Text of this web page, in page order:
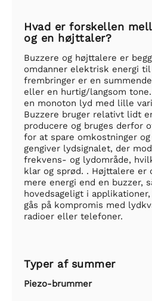
Hvad er forskellen
og en højttaler?
Buzzere og højttalere er
omdanner elektrisk energi
frembringer er en
eller en hurtig/langsom
en monoton lyd med lille
Buzzere bruger relativt lidt
producere og bruges derfor
for at spare omkostninger
gengiver lydsignalet, der
frekvens- og lydområde,
klar og sprød. . Højttalere er
mere energi end en buzzer,
hovedsageligt i
gås på kompromis med
radioer eller telefoner.
Typer af summer
Piezo-brummer